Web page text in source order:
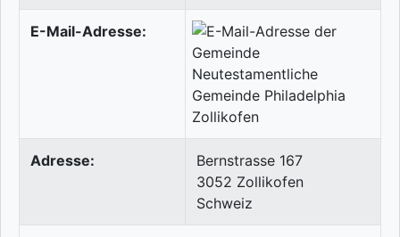
E-Mail-Adresse:
Adresse:
Bernstrasse 167
3052 Zollikofen
Schweiz